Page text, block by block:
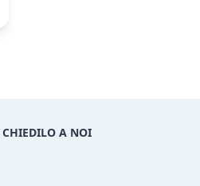
CHIEDILO A NOI